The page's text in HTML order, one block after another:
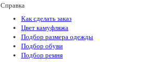
Справка
Как сделать заказ
Цвет камуфляжа
Подбор размера одежды
Подбор обуви
Подбор ремня